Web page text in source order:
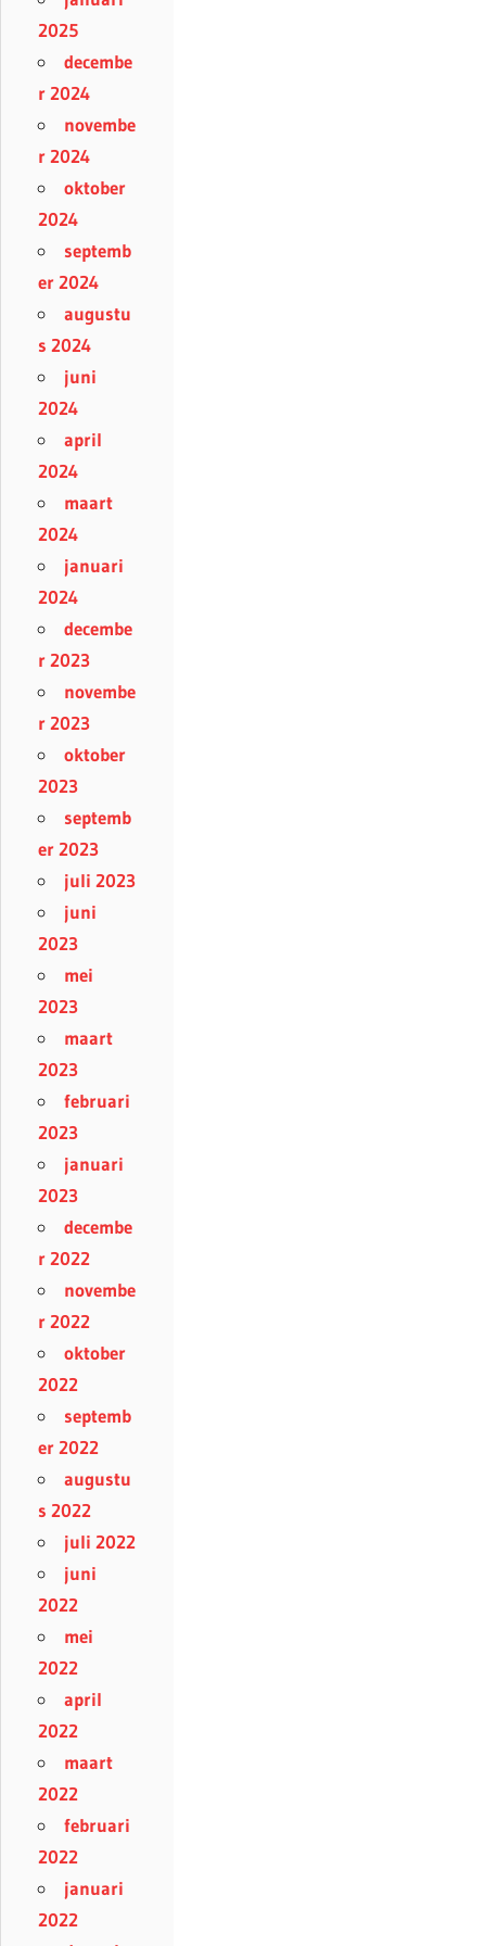
2025
decembe
r 2024
novembe
r 2024
oktober
2024
septemb
er 2024
augustu
s 2024
juni
2024
april
2024
maart
2024
januari
2024
decembe
r 2023
novembe
r 2023
oktober
2023
septemb
er 2023
juli 2023
juni
2023
mei
2023
maart
2023
februari
2023
januari
2023
decembe
r 2022
novembe
r 2022
oktober
2022
septemb
er 2022
augustu
s 2022
juli 2022
juni
2022
mei
2022
april
2022
maart
2022
februari
2022
januari
2022